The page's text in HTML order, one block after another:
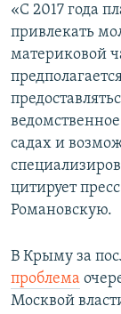
«С 2017 года
привлекать
материковой
садах и
цитирует
Романовскую.
В Крыму за
проблема
Москвой